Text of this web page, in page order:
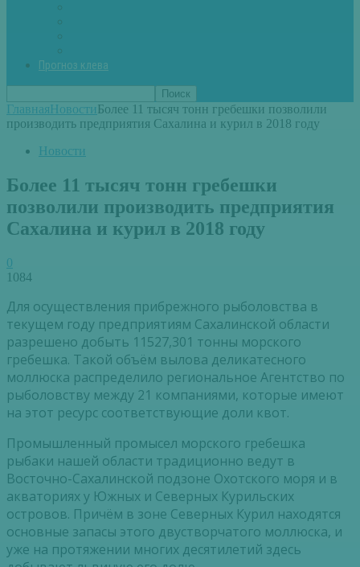
Прогноз клева
ГлавнаяНовостиБолее 11 тысяч тонн гребешки позволили
производить предприятия Сахалина и курил в 2018 году
Новости
Более 11 тысяч тонн гребешки
позволили производить предприятия
Сахалина и курил в 2018 году
0
1084
Для осуществления прибрежного рыболовства в
текущем году предприятиям Сахалинской области
разрешено добыть 11527,301 тонны морского
гребешка. Такой объём вылова деликатесного
моллюска распределило региональное Агентство по
рыболовству между 21 компаниями, которые имеют
на этот ресурс соответствующие доли квот.
Промышленный промысел морского гребешка
рыбаки нашей области традиционно ведут в
Восточно-Сахалинской подзоне Охотского моря и в
акваториях у Южных и Северных Курильских
островов. Причём в зоне Северных Курил находятся
основные запасы этого двустворчатого моллюска, и
уже на протяжении многих десятилетий здесь